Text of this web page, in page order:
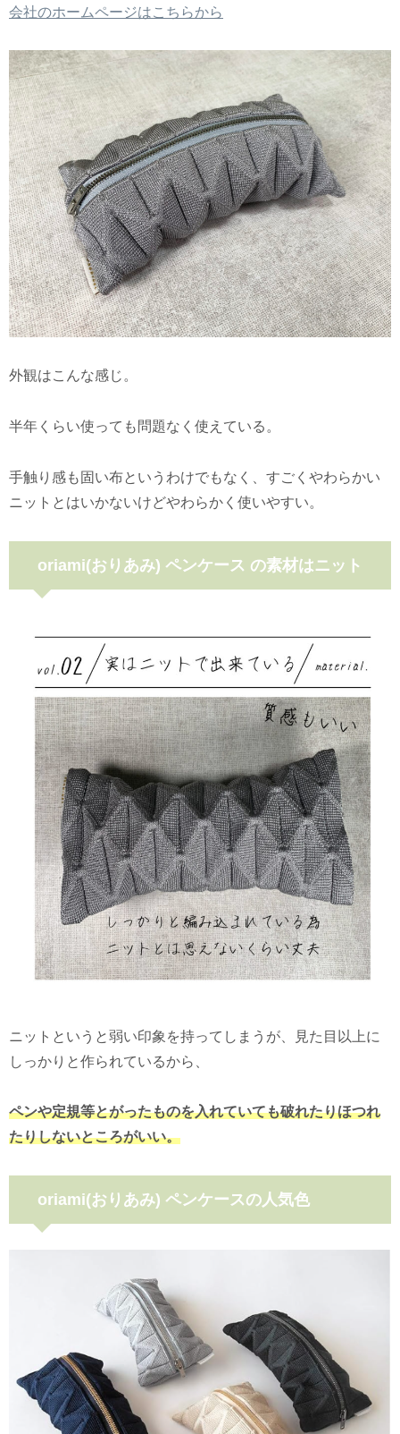
会社のホームページはこちらから
外観はこんな感じ。
半年くらい使っても問題なく使えている。
手触り感も固い布というわけでもなく、すごくやわらかい
ニットとはいかないけどやわらかく使いやすい。
oriami(おりあみ) ペンケース の素材はニット
ニットというと弱い印象を持ってしまうが、見た目以上に
しっかりと作られているから、
ペンや定規等とがったものを入れていても破れたりほつれ
たりしないところがいい。
oriami(おりあみ) ペンケースの人気色